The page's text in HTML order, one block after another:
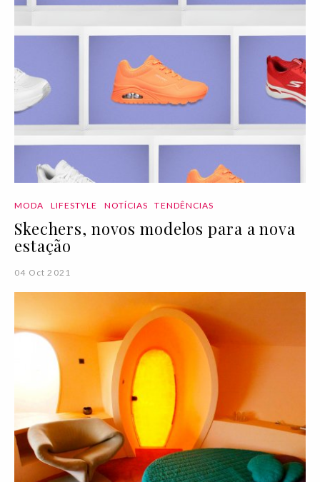
MODA LIFESTYLE NOTÍCIAS TENDÊNCIAS
Skechers, novos modelos para a nova
estação
04 Oct 2021